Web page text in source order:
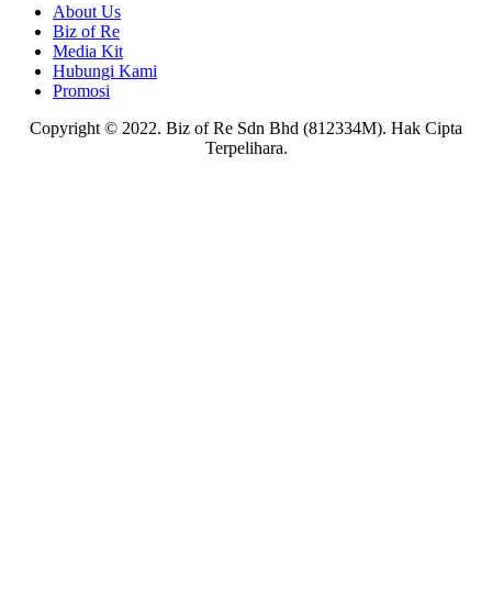
About Us
Biz of Re
Media Kit
Hubungi Kami
Promosi
Copyright © 2022. Biz of Re Sdn Bhd (812334M). Hak Cipta
Terpelihara.